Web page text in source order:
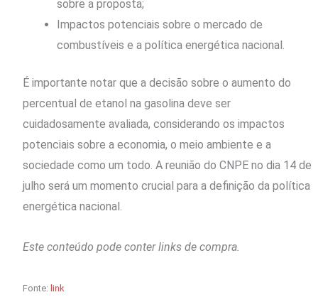
sobre a proposta;
Impactos potenciais sobre o mercado de
combustíveis e a política energética nacional.
É importante notar que a decisão sobre o aumento do
percentual de etanol na gasolina deve ser
cuidadosamente avaliada, considerando os impactos
potenciais sobre a economia, o meio ambiente e a
sociedade como um todo. A reunião do CNPE no dia 14 de
julho será um momento crucial para a definição da política
energética nacional.
Este conteúdo pode conter links de compra.
Fonte: link